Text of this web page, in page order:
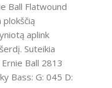
Ball Flatwound
aplink
Suteikia
Ball 2813
Bass: G: 045 D: